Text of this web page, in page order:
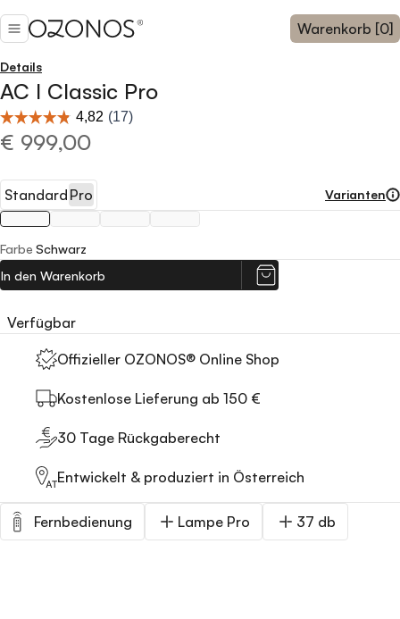
Warenkorb [0]
Details
AC I Classic Pro
€ 999,00
Standard Pro Varianten
Farbe Schwarz
In den Warenkorb
Verfügbar
Offizieller OZONOS® Online Shop
Kostenlose Lieferung ab 150 €
30 Tage Rückgaberecht
Entwickelt & produziert in Österreich
Fernbedienung Lampe Pro 37 db